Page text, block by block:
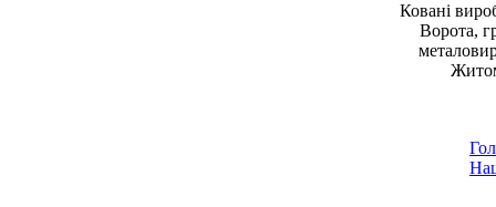
Ковані
Ворота,